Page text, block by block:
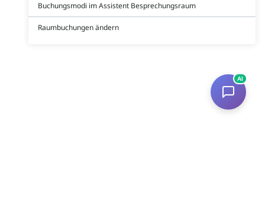
Buchungsmodi im Assistent Besprechungsraum
Raumbuchungen ändern
AI